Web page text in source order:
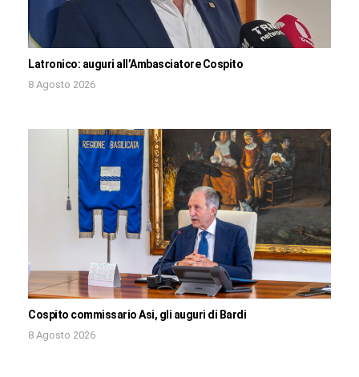
Latronico: auguri all’Ambasciatore Cospito
8 Agosto 2026
Cospito commissario Asi, gli auguri di Bardi
8 Agosto 2026